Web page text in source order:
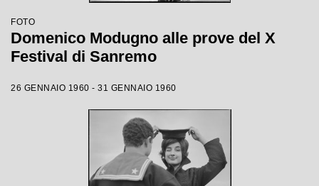
FOTO
Domenico Modugno alle prove del X
Festival di Sanremo
26 GENNAIO 1960 - 31 GENNAIO 1960